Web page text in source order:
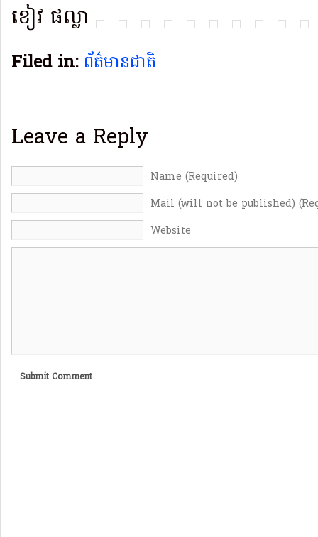
ខៀវ ផល្លា
Filed in: ព័ត៌មានជាតិ
Leave a Reply
Name (Required)
Mail (will not be published)
Website
Submit Comment